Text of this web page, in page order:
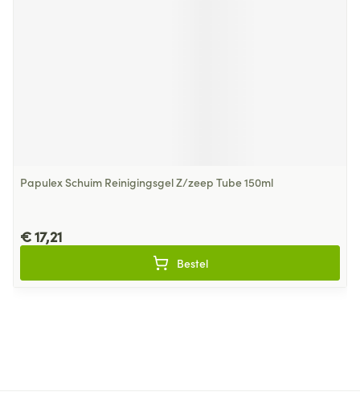
Papulex Schuim Reinigingsgel Z/zeep Tube 150ml
€ 17,21
Bestel